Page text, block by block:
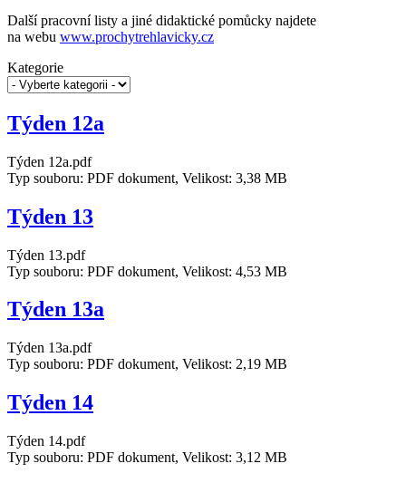
Další pracovní listy a jiné didaktické pomůcky najdete
na webu www.prochytrehlavicky.cz
Kategorie
Týden 12a
Týden 12a.pdf
Typ souboru: PDF dokument, Velikost: 3,38 MB
Týden 13
Týden 13.pdf
Typ souboru: PDF dokument, Velikost: 4,53 MB
Týden 13a
Týden 13a.pdf
Typ souboru: PDF dokument, Velikost: 2,19 MB
Týden 14
Týden 14.pdf
Typ souboru: PDF dokument, Velikost: 3,12 MB